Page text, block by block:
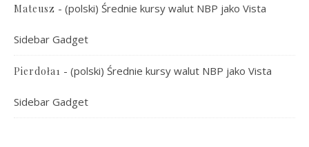
Mateusz - (polski) Średnie kursy walut NBP jako Vista
Sidebar Gadget
Pierdoła1 - (polski) Średnie kursy walut NBP jako Vista
Sidebar Gadget